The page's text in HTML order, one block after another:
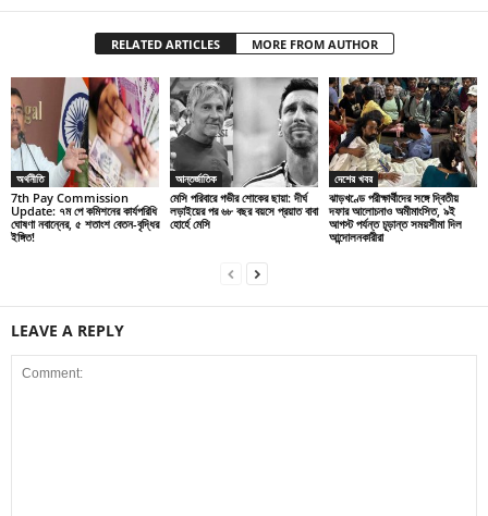
RELATED ARTICLES MORE FROM AUTHOR
অর্থনীতি
7th Pay Commission
Update: ৭ম পে কমিশনের কার্যপরিধি
ঘোষণা নবান্নের, ৫ শতাংশ বেতন-বৃদ্ধির
ইঙ্গিত!
আন্তর্জাতিক
মেসি পরিবারে গভীর শোকের ছায়া: দীর্ঘ
লড়াইয়ের পর ৬৮ বছর বয়সে প্রয়াত বাবা
হোর্হে মেসি
দেশের খবর
ঝাড়খণ্ডে পরীক্ষার্থীদের সঙ্গে দ্বিতীয়
দফার আলোচনাও অমীমাংসিত, ৯ই
আগস্ট পর্যন্ত চূড়ান্ত সময়সীমা দিল
আন্দোলনকারীরা
LEAVE A REPLY